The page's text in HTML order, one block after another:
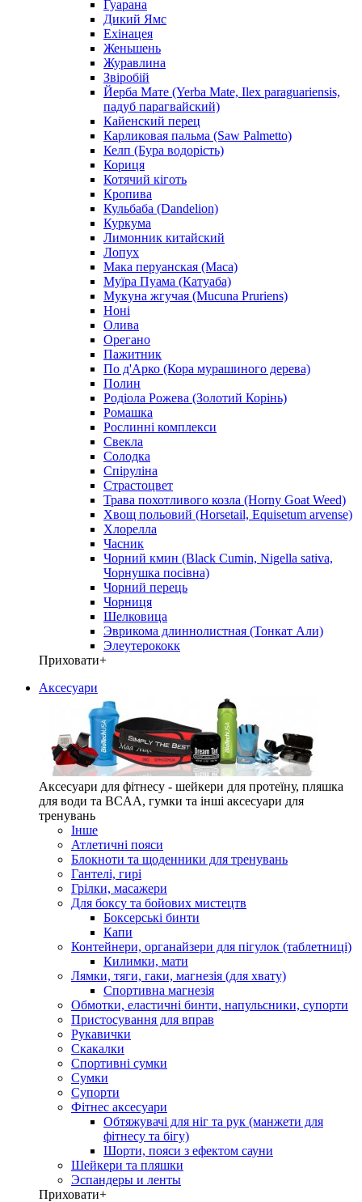
Гуарана
Дикий Ямс
Ехінацея
Женьшень
Журавлина
Звіробій
Йерба Мате (Yerba Mate, Ilex paraguariensis,
падуб парагвайский)
Кайенский перец
Карликовая пальма (Saw Palmetto)
Келп (Бура водорість)
Кориця
Котячий кіготь
Кропива
Кульбаба (Dandelion)
Куркума
Лимонник китайский
Лопух
Мака перуанская (Maca)
Муїра Пуама (Катуаба)
Мукуна жгучая (Mucuna Pruriens)
Ноні
Олива
Орегано
Пажитник
По д'Арко (Кора мурашиного дерева)
Полин
Родіола Рожева (Золотий Корінь)
Ромашка
Рослинні комплекси
Свекла
Солодка
Спіруліна
Страстоцвет
Трава похотливого козла (Horny Goat Weed)
Хвощ польовий (Horsetail, Equisetum arvense)
Хлорелла
Часник
Чорний кмин (Black Cumin, Nigella sativa,
Чорнушка посівна)
Чорний перець
Чорниця
Шелковица
Эврикома длиннолистная (Тонкат Али)
Элеутерококк
Приховати+
Аксесуари
Аксесуари для фітнесу - шейкери для протеїну, пляшка
для води та BCAA, гумки та інші аксесуари для
тренувань
Інше
Атлетичні пояси
Блокноти та щоденники для тренувань
Гантелі, гирі
Грілки, масажери
Для боксу та бойових мистецтв
Боксерські бинти
Капи
Контейнери, органайзери для пігулок (таблетниці)
Килимки, мати
Лямки, тяги, гаки, магнезія (для хвату)
Спортивна магнезія
Обмотки, еластичні бинти, напульсники, супорти
Пристосування для вправ
Рукавички
Скакалки
Спортивні сумки
Сумки
Супорти
Фітнес аксесуари
Обтяжувачі для ніг та рук (манжети для
фітнесу та бігу)
Шорти, пояси з ефектом сауни
Шейкери та пляшки
Эспандеры и ленты
Приховати+